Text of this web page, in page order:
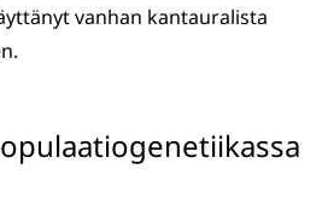
vanhan kantauralista